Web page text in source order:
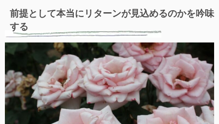
前提として本当にリターンが見込めるのかを吟味
する